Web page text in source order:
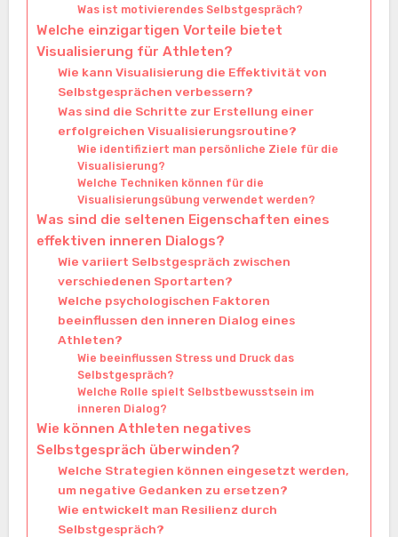
Was ist motivierendes Selbstgespräch?
Welche einzigartigen Vorteile bietet
Visualisierung für Athleten?
Wie kann Visualisierung die Effektivität von
Selbstgesprächen verbessern?
Was sind die Schritte zur Erstellung einer
erfolgreichen Visualisierungsroutine?
Wie identifiziert man persönliche Ziele für die
Visualisierung?
Welche Techniken können für die
Visualisierungsübung verwendet werden?
Was sind die seltenen Eigenschaften eines
effektiven inneren Dialogs?
Wie variiert Selbstgespräch zwischen
verschiedenen Sportarten?
Welche psychologischen Faktoren
beeinflussen den inneren Dialog eines
Athleten?
Wie beeinflussen Stress und Druck das
Selbstgespräch?
Welche Rolle spielt Selbstbewusstsein im
inneren Dialog?
Wie können Athleten negatives
Selbstgespräch überwinden?
Welche Strategien können eingesetzt werden,
um negative Gedanken zu ersetzen?
Wie entwickelt man Resilienz durch
Selbstgespräch?